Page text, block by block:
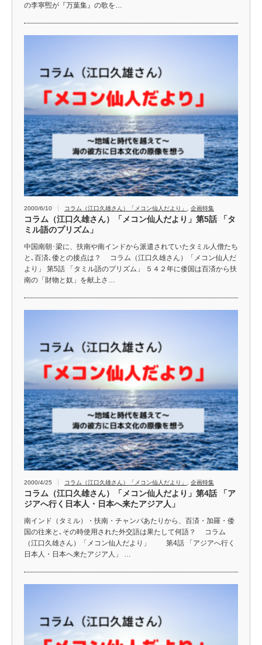
の李寧煕が『万葉集』の歌を…
2000/6/10 コラム（江口久雄さん）「メコン仙人だより」 企画特集
コラム（江口久雄さん）「メコン仙人だより」第5話 「タ
ミル語のプリズム」
中国南朝･梁に、扶南や南インドから派遣されていたタミル人僧たち
と､百済､倭との接点は？ コラム（江口久雄さん）「メコン仙人だ
より」 第5話 「タミル語のプリズム」 ５４２年に倭国は百済から扶
南の「財物と奴」を献上さ…
2000/4/25 コラム（江口久雄さん）「メコン仙人だより」 企画特集
コラム（江口久雄さん）「メコン仙人だより」第4話 「ア
ジアへ行く日本人・日本へ来たアジア人」
南インド（タミル）・扶南・チャンパあたりから、百済・加羅・倭
国の往来と､その時使用された外交語は果たして何語？ コラム
（江口久雄さん）「メコン仙人だより」 第4話 「アジアへ行く
日本人・日本へ来たアジア人」 …